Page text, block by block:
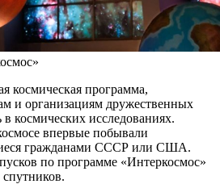
космическая программа,
и организациям дружественных
космических исследованиях.
впервые побывали
гражданами СССР или США.
по программе «Интеркосмос»
спутников.